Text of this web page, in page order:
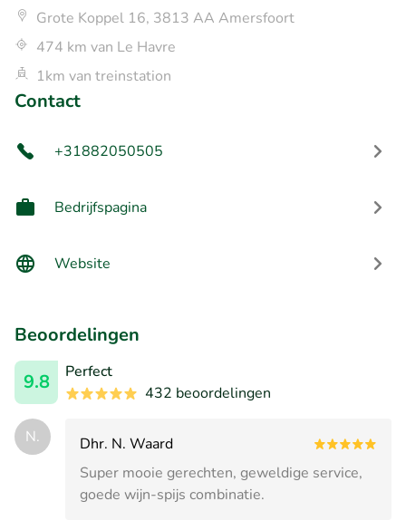
Grote Koppel 16, 3813 AA Amersfoort
474 km van Le Havre
1km van treinstation
Contact
+31882050505
Bedrijfspagina
Website
Beoordelingen
9.8
Perfect
432 beoordelingen
N.
Dhr. N. Waard
Super mooie gerechten, geweldige service,
goede wijn-spijs combinatie.